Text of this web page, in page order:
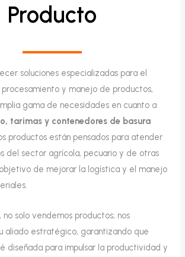
Producto
soluciones especializadas para el
y manejo de productos,
gama de necesidades en cuanto a
tarimas y contenedores de basura
productos están pensados para atender
del sector agrícola, pecuario y de otras
de mejorar la logística y el manejo
no solo vendemos productos; nos
aliado estratégico, garantizando que
diseñada para impulsar la productividad y